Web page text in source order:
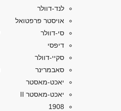
לנד-דוולר
אויסטר פרפטואל
סי-דוולר
דיפסי
סקיי-דוולר
סאבמרינר
יאכט-מאסטר
יאכט-מאסטר II
1908